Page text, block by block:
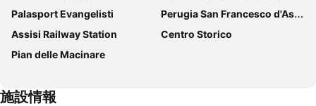
Palasport Evangelisti
Perugia San Francesco d'Assisi – Umbria International Airport
Assisi Railway Station
Centro Storico
Pian delle Macinare
施設情報